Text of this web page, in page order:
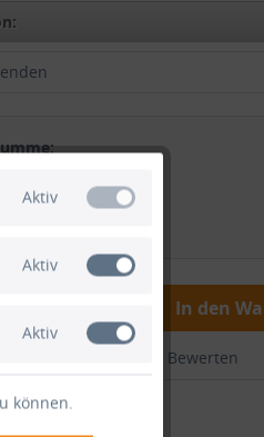
In den
Bewerten
Aktiv
Aktiv
Aktiv
können.